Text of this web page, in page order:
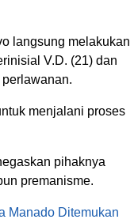
langsung melakukan
V.D. (21) dan
menjalani proses
pihaknya
premanisme.
Manado Ditemukan